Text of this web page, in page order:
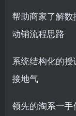
帮助商家了解数
动销流程思路
系统结构化的
接地气
领先的淘系一